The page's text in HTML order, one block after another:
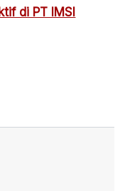
di PT IMSI